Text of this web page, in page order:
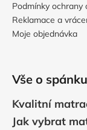
Podmínky ochrany
Reklamace a
Moje objednávka
Vše o spánku
Kvalitní
Jak vybrat